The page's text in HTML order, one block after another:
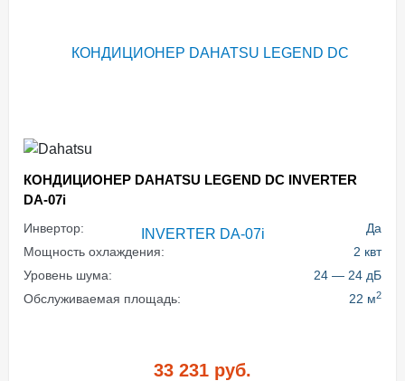
КОНДИЦИОНЕР DAHATSU LEGEND DC INVERTER
DA-07i
Инвертор:
Да
Мощность охлаждения:
2 квт
Уровень шума:
24 — 24 дБ
Обслуживаемая площадь:
22 м2
33 231 руб.